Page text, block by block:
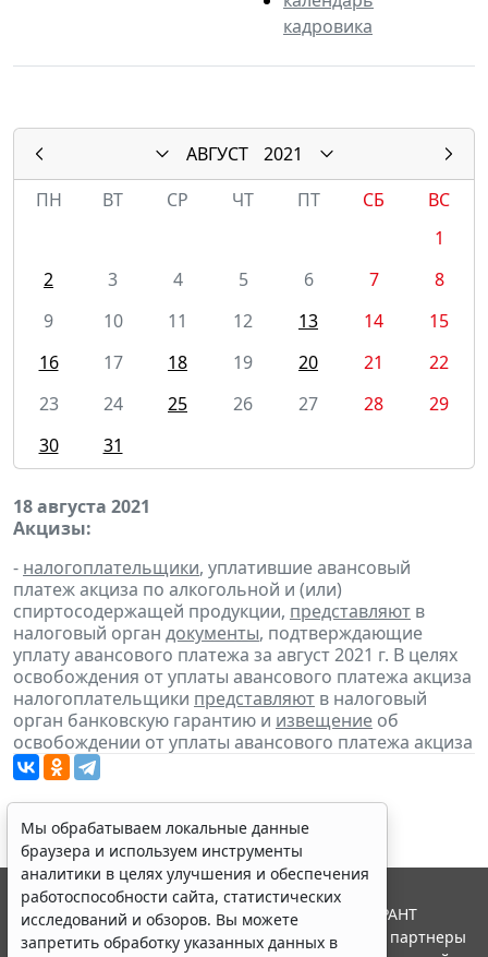
кадровика
АВГУСТ
2021
ПН
ВТ СР ЧТ ПТ СБ
ВС
1
2
3 4 5 6 7
8
9
10 11 12 13 14
15
16
17 18 19 20 21
22
23
24 25 26 27 28
29
30
31
18 августа 2021
Акцизы:
- налогоплательщики, уплатившие авансовый
платеж акциза по алкогольной и (или)
спиртосодержащей продукции, представляют в
налоговый орган документы, подтверждающие
уплату авансового платежа за август 2021 г. В целях
освобождения от уплаты авансового платежа акциза
налогоплательщики представляют в налоговый
орган банковскую гарантию и извещение об
освобождении от уплаты авансового платежа акциза
Мы обрабатываем локальные данные
браузера и используем инструменты
аналитики в целях улучшения и обеспечения
работоспособности сайта, статистических
исследований и обзоров. Вы можете
запретить обработку указанных данных в
© ООО "НПП "ГАРАНТ-СЕРВИС", 2026. Система ГАРАНТ
выпускается с 1990 года. Компания "Гарант" и ее партнеры